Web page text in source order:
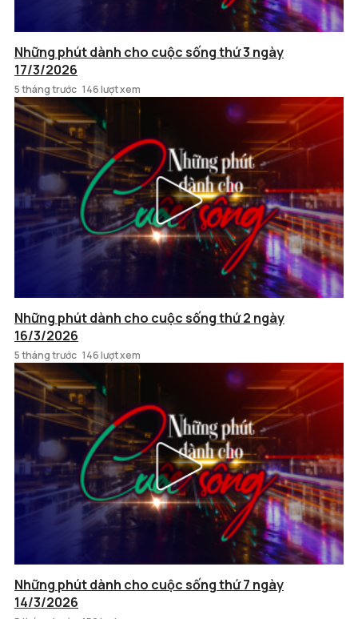
Những phút dành cho cuộc sống thứ 3 ngày
17/3/2026
5 tháng trước 146 lượt xem
Những phút dành cho cuộc sống thứ 2 ngày
16/3/2026
5 tháng trước 146 lượt xem
Những phút dành cho cuộc sống thứ 7 ngày
14/3/2026